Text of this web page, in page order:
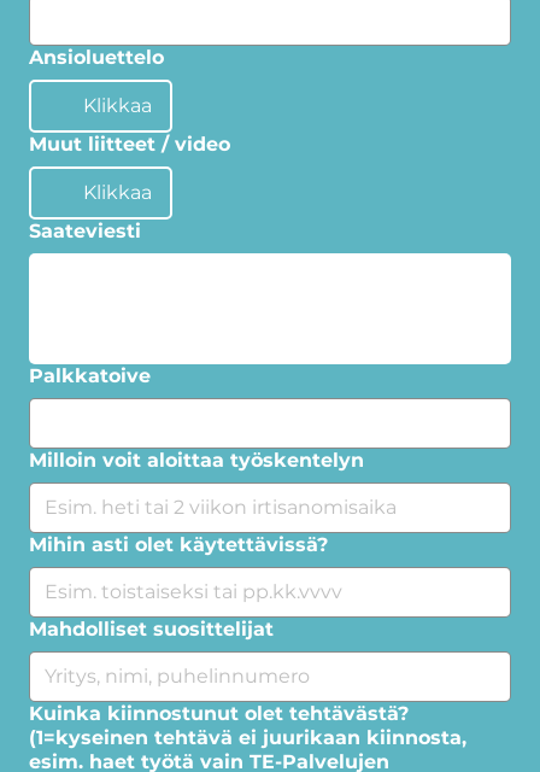
Ansioluettelo
Klikkaa
Muut liitteet / video
Klikkaa
Saateviesti
Palkkatoive
Milloin voit aloittaa työskentelyn
Mihin asti olet käytettävissä?
Mahdolliset suosittelijat
Kuinka kiinnostunut olet tehtävästä?
(1=kyseinen tehtävä ei juurikaan kiinnosta,
esim. haet työtä vain TE-Palvelujen